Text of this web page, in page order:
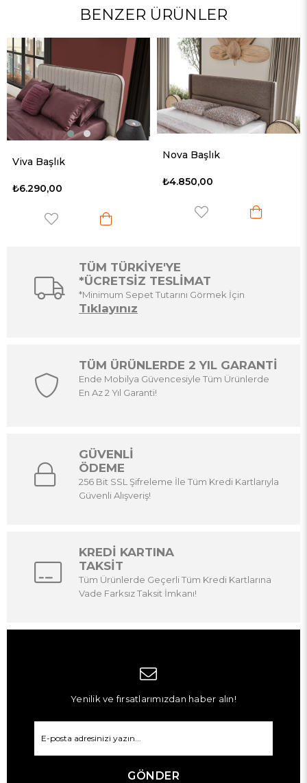
BENZER ÜRÜNLER
Viva Başlık
₺6.290,00
Nova Başlık
₺4.850,00
TÜM TÜRKİYE'YE
*ÜCRETSİZ TESLİMAT
*Minimum Sepet Tutarını Görmek İçin
Tıklayınız
TÜM ÜRÜNLERDE 2 YIL GARANTİ
Ende Mobilya Güvencesiyle Tüm Ürünlerde
En Az 2 Yıl Garanti!
GÜVENLİ
ÖDEME
256 Bit SSL Şifreleme İle Tüm Kredi Kartlarıyla
Güvenli Alışveriş!
KREDİ KARTINA
TAKSİT
Tüm Ürünlerde Geçerli Tüm Kredi Kartlarına
Vade Farksız Taksit İmkanı!
Yenilik ve fırsatlarımızdan haber alın!
GÖNDER